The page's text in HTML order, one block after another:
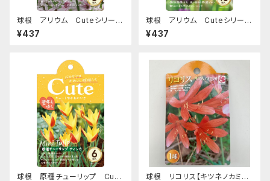
球根 アリウム Cuteシリーズ
【カメレオン】are [サイズ: 6球
入り]
¥437
球根 アリウム Cuteシリーズ
【丹頂】are [サイズ: 10球入り]
¥437
球根 原種チューリップ Cute
球根 リコリス【キツネノカミソ